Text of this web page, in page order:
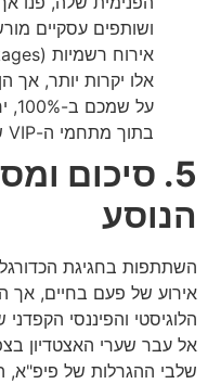
ושותפים עסקיים
אלו יקרות יותר, אך
על
בתוך מתחמי ה-VIP של האצטדיון.
5. סיכום
הנוסע
אירוע של פעם בחיים, אך
הלוגיסטי והפיננסי
אל עבר שערי האצטדיון
שלבי ההגרלות של פיפ"א,